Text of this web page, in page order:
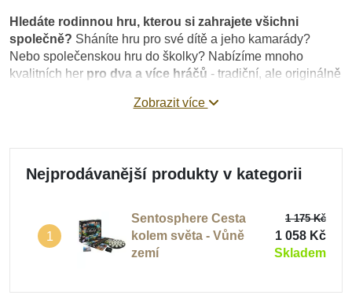
Hledáte rodinnou hru, kterou si zahrajete všichni
společně? Sháníte hru pro své dítě a jeho kamarády?
Nebo společenskou hru do školky? Nabízíme mnoho
kvalitních her pro dva a více hráčů - tradiční, ale originálně
neborychlé karetní hry
Zobrazit více
Nejprodávanější produkty v kategorii
1
Sentosphere Cesta
kolem světa - Vůně
zemí
1 175 Kč
1 058 Kč
Skladem